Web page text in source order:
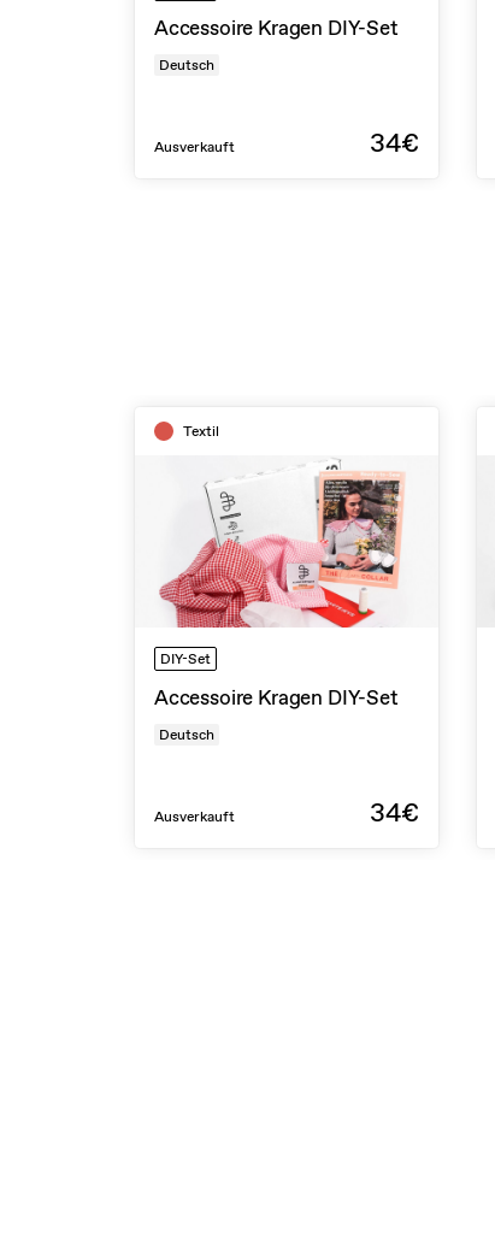
Accessoire Kragen DIY-Set
Deutsch
Ausverkauft 34€
Textil
DIY-Set
Accessoire Kragen DIY-Set
Deutsch
Ausverkauft 34€